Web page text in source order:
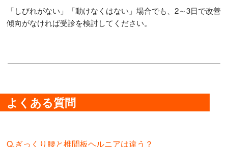
「しびれがない」「動けなくはない」場合でも、2～3日で改善
傾向がなければ受診を検討してください。
よくある質問
Q.ぎっくり腰と椎間板ヘルニアは違う？